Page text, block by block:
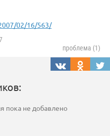
02/16/563/
проблема (1)
пока не добавлено